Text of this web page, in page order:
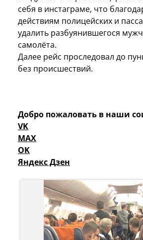
себя в инстаграме, что
действиям полицейских и
удалить разбуянившегося
самолёта.
Далее рейс проследовал до
без происшествий.
Добро пожаловать в наши
VK
MAX
OK
Яндекс Дзен